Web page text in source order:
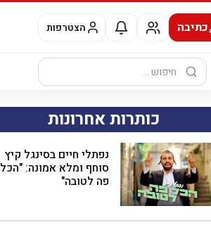
כתיבה הצטרפות
חיפוש:
כותרות אחרונות
נפתלי חיים בסינגל קיץ
סוחף ומלא אמונה: "הכל
פה לטובה"